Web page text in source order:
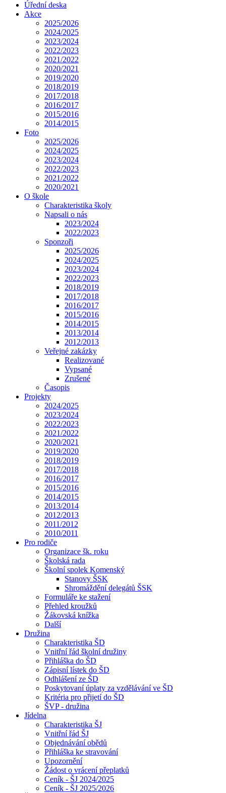
Úřední deska
Akce
2025/2026
2024/2025
2023/2024
2022/2023
2021/2022
2020/2021
2019/2020
2018/2019
2017/2018
2016/2017
2015/2016
2014/2015
Foto
2025/2026
2024/2025
2023/2024
2022/2023
2021/2022
2020/2021
O škole
Charakteristika školy
Napsali o nás
2023/2024
2022/2023
Sponzoři
2025/2026
2024/2025
2023/2024
2022/2023
2018/2019
2017/2018
2016/2017
2015/2016
2014/2015
2013/2014
2012/2013
Veřejné zakázky
Realizované
Vypsané
Zrušené
Časopis
Projekty
2024/2025
2023/2024
2022/2023
2021/2022
2020/2021
2019/2020
2018/2019
2017/2018
2016/2017
2015/2016
2014/2015
2013/2014
2012/2013
2011/2012
2010/2011
Pro rodiče
Organizace šk. roku
Školská rada
Školní spolek Komenský
Stanovy ŠSK
Shromáždění delegátů ŠSK
Formuláře ke stažení
Přehled kroužků
Žákovská knížka
Další
Družina
Charakteristika ŠD
Vnitřní řád školní družiny
Přihláška do ŠD
Zápisní lístek do ŠD
Odhlášení ze ŠD
Poskytovaní úplaty za vzdělávání ve ŠD
Kritéria pro přijetí do ŠD
ŠVP - družina
Jídelna
Charakteristika ŠJ
Vnitřní řád ŠJ
Objednávání obědů
Přihláška ke stravování
Upozornění
Žádost o vrácení přeplatků
Ceník - ŠJ 2024/2025
Ceník - ŠJ 2025/2026